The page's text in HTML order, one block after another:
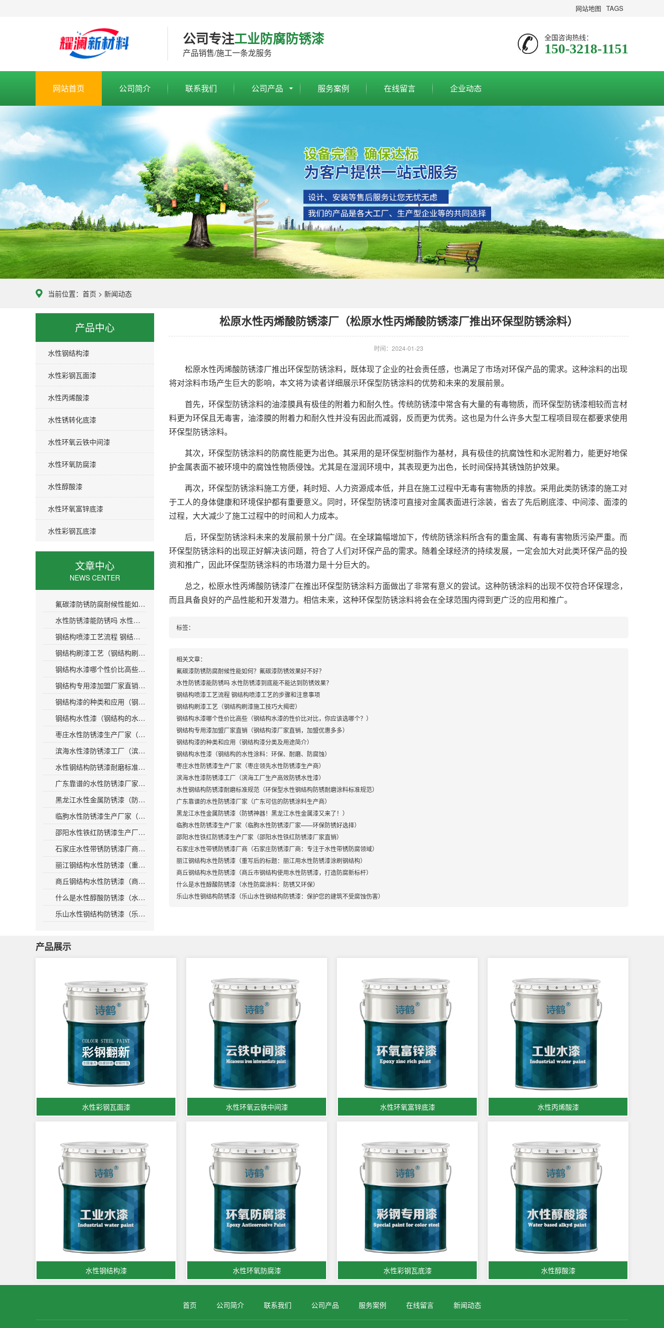
网站地图 TAGS
公司专注工业防腐防锈漆
产品销售/施工一条龙服务
全国咨询热线：
150-3218-1151
网站首页 公司简介 联系我们 公司产品 服务案例 在线留言 企业动态
当前位置： 首页 > 新闻动态
产品中心
水性钢结构漆
水性彩钢瓦面漆
水性丙烯酸漆
水性锈转化底漆
水性环氧云铁中间漆
水性环氧防腐漆
水性醇酸漆
水性环氧富锌底漆
水性彩钢瓦底漆
文章中心
NEWS CENTER
氟碳漆防锈防腐耐候性能如何？氟碳漆防锈效果好不好？
水性防锈漆能防锈吗 水性防锈漆到底能不能达到防锈效果？
钢结构喷漆工艺流程 钢结构喷漆工艺的步骤和注意事项
钢结构刷漆工艺（钢结构刷漆施工技巧大揭密）
钢结构水漆哪个性价比高些（钢结构水漆的性价比对比，你应该选哪个？）
钢结构专用漆加盟厂家直销（钢结构漆厂家直销，加盟优惠多多）
钢结构漆的种类和应用（钢结构漆分类及用途简介）
钢结构水性漆（钢结构的水性涂料：环保、耐磨、防腐蚀）
枣庄水性防锈漆生产厂家（枣庄领先水性防锈漆生产商）
滨海水性漆防锈漆工厂（滨海工厂生产高效防锈水性漆）
水性钢结构防锈漆耐磨标准规范（环保型水性钢结构防锈耐磨涂料标准规范）
广东靠谱的水性防锈漆厂家（广东可信的防锈涂料生产商）
黑龙江水性金属防锈漆（防锈神器！黑龙江水性金属漆又来了！）
临朐水性防锈漆生产厂家（临朐水性防锈漆厂家——环保防锈好选择）
邵阳水性铁红防锈漆生产厂家（邵阳水性铁红防锈漆厂家直销）
石家庄水性带锈防锈漆厂商（石家庄防锈漆厂商：专注于水性带锈防腐领域）
丽江钢结构水性防锈漆（重写后的标题：丽江用水性防锈漆涂刷钢结构）
商丘钢结构水性防锈漆（商丘市钢结构使用水性防锈漆，打造防腐新标杆）
什么是水性醇酸防锈漆（水性防腐涂料：防锈又环保）
乐山水性钢结构防锈漆（乐山水性钢结构防锈漆：保护您的建筑不受腐蚀伤害）
松原水性丙烯酸防锈漆厂（松原水性丙烯酸防锈漆厂推出环保型防锈涂料）
时间：2024-01-23
松原水性丙烯酸防锈漆厂推出环保型防锈涂料，既体现了企业的社会责任感，也满足了市场对环保产品的需求。这种涂料的出现
将对涂料市场产生巨大的影响，本文将为读者详细展示环保型防锈涂料的优势和未来的发展前景。
首先，环保型防锈涂料的油漆膜具有极佳的附着力和耐久性。传统防锈漆中常含有大量的有毒物质，而环保型防锈漆相较而言材
料更为环保且无毒害，油漆膜的附着力和耐久性并没有因此而减弱，反而更为优秀。这也是为什么许多大型工程项目现在都要求使用
环保型防锈涂料。
其次，环保型防锈涂料的防腐性能更为出色。其采用的是环保型树脂作为基材，具有极佳的抗腐蚀性和水泥附着力，能更好地保
护金属表面不被环境中的腐蚀性物质侵蚀。尤其是在湿润环境中，其表现更为出色，长时间保持其锈蚀防护效果。
再次，环保型防锈涂料施工方便，耗时短、人力资源成本低，并且在施工过程中无毒有害物质的排放。采用此类防锈漆的施工对
于工人的身体健康和环境保护都有重要意义。同时，环保型防锈漆可直接对金属表面进行涂装，省去了先后刷底漆、中间漆、面漆的
过程，大大减少了施工过程中的时间和人力成本。
后，环保型防锈涂料未来的发展前景十分广阔。在全球篇幅增加下，传统防锈涂料所含有的重金属、有毒有害物质污染严重。而
环保型防锈涂料的出现正好解决该问题，符合了人们对环保产品的需求。随着全球经济的持续发展，一定会加大对此类环保产品的投
资和推广，因此环保型防锈涂料的市场潜力是十分巨大的。
总之，松原水性丙烯酸防锈漆厂在推出环保型防锈涂料方面做出了非常有意义的尝试。这种防锈涂料的出现不仅符合环保理念，
而且具备良好的产品性能和开发潜力。相信未来，这种环保型防锈涂料将会在全球范围内得到更广泛的应用和推广。
标签：
相关文章：
氟碳漆防锈防腐耐候性能如何？氟碳漆防锈效果好不好？
水性防锈漆能防锈吗 水性防锈漆到底能不能达到防锈效果？
钢结构喷漆工艺流程 钢结构喷漆工艺的步骤和注意事项
钢结构刷漆工艺（钢结构刷漆施工技巧大揭密）
钢结构水漆哪个性价比高些（钢结构水漆的性价比对比，你应该选哪个？）
钢结构专用漆加盟厂家直销（钢结构漆厂家直销，加盟优惠多多）
钢结构漆的种类和应用（钢结构漆分类及用途简介）
钢结构水性漆（钢结构的水性涂料：环保、耐磨、防腐蚀）
枣庄水性防锈漆生产厂家（枣庄领先水性防锈漆生产商）
滨海水性漆防锈漆工厂（滨海工厂生产高效防锈水性漆）
水性钢结构防锈漆耐磨标准规范（环保型水性钢结构防锈耐磨涂料标准规范）
广东靠谱的水性防锈漆厂家（广东可信的防锈涂料生产商）
黑龙江水性金属防锈漆（防锈神器！黑龙江水性金属漆又来了！）
临朐水性防锈漆生产厂家（临朐水性防锈漆厂家——环保防锈好选择）
邵阳水性铁红防锈漆生产厂家（邵阳水性铁红防锈漆厂家直销）
石家庄水性带锈防锈漆厂商（石家庄防锈漆厂商：专注于水性带锈防腐领域）
丽江钢结构水性防锈漆（重写后的标题：丽江用水性防锈漆涂刷钢结构）
商丘钢结构水性防锈漆（商丘市钢结构使用水性防锈漆，打造防腐新标杆）
什么是水性醇酸防锈漆（水性防腐涂料：防锈又环保）
乐山水性钢结构防锈漆（乐山水性钢结构防锈漆：保护您的建筑不受腐蚀伤害）
产品展示
水性彩钢瓦面漆 水性环氧云铁中间漆 水性环氧富锌底漆 水性丙烯酸漆
水性钢结构漆 水性环氧防腐漆 水性彩钢瓦底漆 水性醇酸漆
首页 公司简介 联系我们 公司产品 服务案例 在线留言 新闻动态